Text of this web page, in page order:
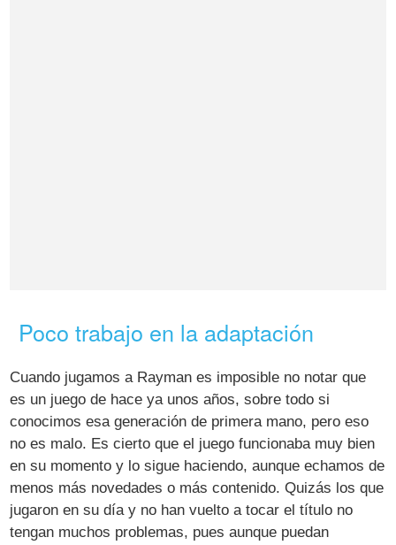
Poco trabajo en la adaptación
Cuando jugamos a Rayman es imposible no notar que
es un juego de hace ya unos años, sobre todo si
conocimos esa generación de primera mano, pero eso
no es malo. Es cierto que el juego funcionaba muy bien
en su momento y lo sigue haciendo, aunque echamos de
menos más novedades o más contenido. Quizás los que
jugaron en su día y no han vuelto a tocar el título no
tengan muchos problemas, pues aunque puedan